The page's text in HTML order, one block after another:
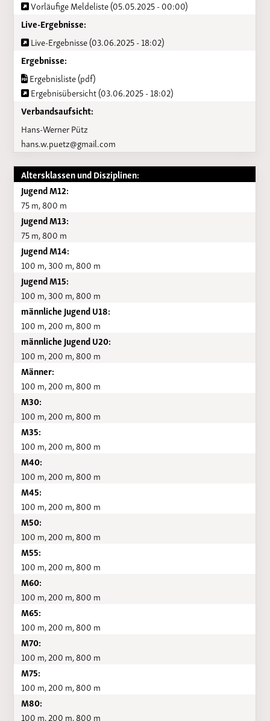
Vorläufige Meldeliste (05.05.2025 - 00:00)
Live-Ergebnisse:
Live-Ergebnisse (03.06.2025 - 18:02)
Ergebnisse:
Ergebnisliste (pdf)
Ergebnisübersicht (03.06.2025 - 18:02)
Verbandsaufsicht:
Hans-Werner Pütz
hans.w.puetz@gmail.com
Altersklassen und Disziplinen:
Jugend M12:
75 m, 800 m
Jugend M13:
75 m, 800 m
Jugend M14:
100 m, 300 m, 800 m
Jugend M15:
100 m, 300 m, 800 m
männliche Jugend U18:
100 m, 200 m, 800 m
männliche Jugend U20:
100 m, 200 m, 800 m
Männer:
100 m, 200 m, 800 m
M30:
100 m, 200 m, 800 m
M35:
100 m, 200 m, 800 m
M40:
100 m, 200 m, 800 m
M45:
100 m, 200 m, 800 m
M50:
100 m, 200 m, 800 m
M55:
100 m, 200 m, 800 m
M60:
100 m, 200 m, 800 m
M65:
100 m, 200 m, 800 m
M70:
100 m, 200 m, 800 m
M75:
100 m, 200 m, 800 m
M80:
100 m, 200 m, 800 m